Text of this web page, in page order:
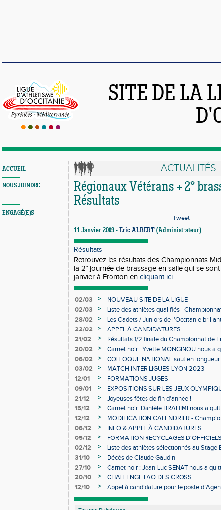
SITE DE LA
ACCUEIL
NOUS JOINDRE
ENGAGÉ(E)S
ACTUALITÉS
Régionaux Vétérans + 2°
Résultats
Tweet
11 Janvier 2009 - Eric ALBERT (Administrateur)
Résultats
Retrouvez les résultats des Championnats
la 2° journée de brassage en salle qui se
janvier à Fronton en cliquant ici.
02/03 >
NOUVEAU SITE DE LA LIGUE
02/03
>
Liste des athlètes qualifiés -
Individuels en salle
28/02 >
Les Cadets / Juniors de l'Occitanie
22/02
>
APPEL À CANDIDATURES
21/02
>
Résultats 1/2 finale du Championnat de
20/02
>
Carnet noir : Yvette MONGINOU nous a
06/02
>
COLLOQUE NATIONAL saut en
03/02
>
MATCH INTER LIGUES LYON 2023
12/01
>
FORMATIONS JUGES
09/01
>
EXPOSITIONS SUR LES JEUX
21/12
>
Joyeuses fêtes de fin d'année !
15/12
>
Carnet noir: Danièle BRAHIMI nous a
12/12
>
MODIFICATION CALENDRIER -
06/12
>
INFO & APPEL À CANDIDATURES
05/12
>
FORMATION RECYCLAGES D'OFFICIELS
02/12
>
Liste des athlètes sélectionnés au Stage
31/10
>
Décès de Claude Gaudin
27/10
>
Carnet noir : Jean-Luc SENAT nous a
20/10
>
CHALLENGE LAO DES CROSS
12/10
>
Appel à candidature pour le poste